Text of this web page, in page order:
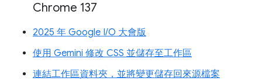
Chrome 137
2025 年 Google I/O 大會版
使用 Gemini 修改 CSS 並儲存至工作區
連結工作區資料夾，並將變更儲存回來源檔案